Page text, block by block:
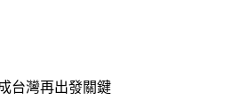
台灣再出發關鍵